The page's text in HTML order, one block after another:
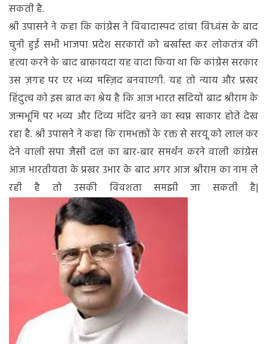
शक्ति
देख
कूद-
कूद
कर
राम-
राम
रहे!
सकती है.
श्री उपासने ने कहा कि कांग्रेस ने विवादास्पद ढांचा विध्वंस के बाद
चुनी हुईं सभी भाजपा प्रदेश सरकारों को बर्खास्त कर लोकतंत्र की
हत्या करने के बाद बाक़ायदा यह वादा किया था कि कांग्रेस सरकार
उस ज़गह पर एर भव्य मस्ज़िद बनवाएगी. यह तो न्याय और प्रखर
हिंदुत्व को इस बात का श्रेय है कि आज भारत सदियों बाद श्रीराम के
जन्मभूमि पर भव्य और दिव्य मंदिर बनने का स्वप्न साकार होते देख
रहा है. श्री उपासने ने कहा कि रामभक्तों के रक्त से सरयू को लाल कर
देने वाली सपा जैसी दल का बार-बार समर्थन करने वाली कांग्रेस
आज भारतीयता के प्रखर उभार के बाद अगर आज श्रीराम का नाम ले
रही है तो उसकी विवशता समझी जा सकती है|